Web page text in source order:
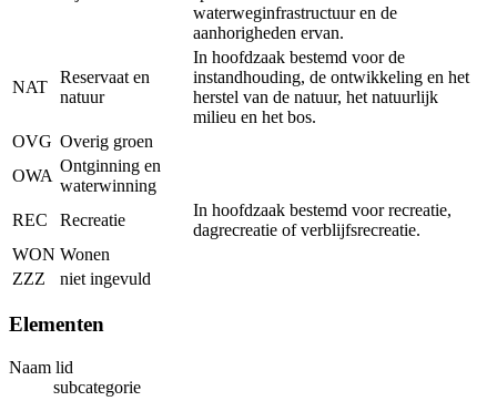
waterweginfrastructuur en de
aanhorigheden ervan.
NAT
Reservaat en
natuur
In hoofdzaak bestemd voor de
instandhouding, de ontwikkeling en het
herstel van de natuur, het natuurlijk
milieu en het bos.
OVG Overig groen
OWA
Ontginning en
waterwinning
REC
Recreatie
In hoofdzaak bestemd voor recreatie,
dagrecreatie of verblijfsrecreatie.
WON Wonen
ZZZ
niet ingevuld
Elementen
Naam lid
subcategorie